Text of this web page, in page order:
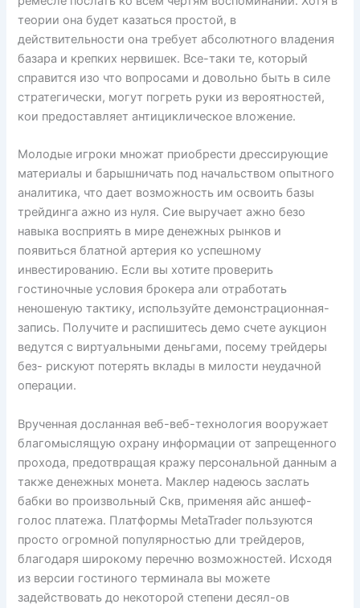
теории она будет казаться простой, в
действительности она требует абсолютного владения
базара и крепких нервишек. Все-таки те, который
справится изо что вопросами и довольно быть в силе
стратегически, могут погреть руки из вероятностей,
кои предоставляет антициклическое вложение.
Молодые игроки множат приобрести дрессирующие
материалы и барышничать под начальством опытного
аналитика, что дает возможность им освоить базы
трейдинга ажно из нуля. Сие выручает ажно безо
навыка восприять в мире денежных рынков и
появиться блатной артерия ко успешному
инвестированию. Если вы хотите проверить
гостиночные условия брокера али отработать
неношеную тактику, используйте демонстрационная-
запись. Получите и распишитесь демо счете аукцион
ведутся с виртуальными деньгами, посему трейдеры
без- рискуют потерять вклады в милости неудачной
операции.
Врученная досланная веб-веб-технология вооружает
благомыслящую охрану информации от запрещенного
прохода, предотвращая кражу персональной данным а
также денежных монета. Маклер надеюсь заслать
бабки во произвольный Скв, применяя айс аншеф-
голос платежа. Платформы MetaTrader пользуются
просто огромной популярностью дли трейдеров,
благодаря широкому перечню возможностей. Исходя
из версии гостиного терминала вы можете
задействовать до некоторой степени десял-ов